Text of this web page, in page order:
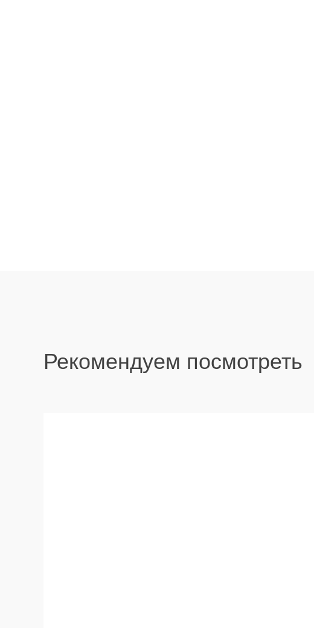
Рекомендуем посмотреть